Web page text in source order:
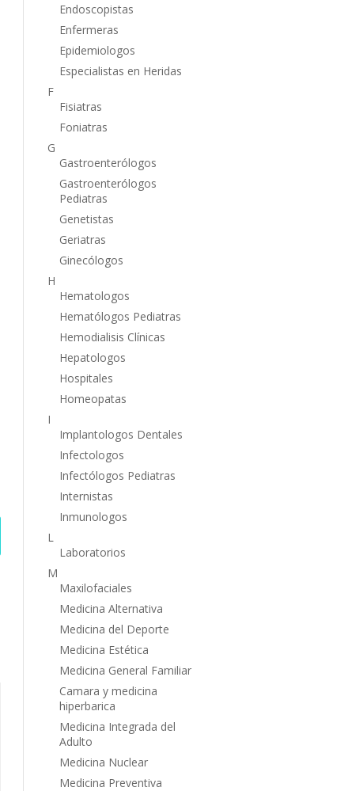
Endoscopistas
Enfermeras
Epidemiologos
Especialistas en Heridas
F
Fisiatras
Foniatras
G
Gastroenterólogos
Gastroenterólogos
Pediatras
Genetistas
Geriatras
Ginecólogos
H
Hematologos
Hematólogos Pediatras
Hemodialisis Clínicas
Hepatologos
Hospitales
Homeopatas
I
Implantologos Dentales
Infectologos
Infectólogos Pediatras
Internistas
Inmunologos
L
Laboratorios
M
Maxilofaciales
Medicina Alternativa
Medicina del Deporte
Medicina Estética
Medicina General Familiar
Camara y medicina
hiperbarica
Medicina Integrada del
Adulto
Medicina Nuclear
Medicina Preventiva